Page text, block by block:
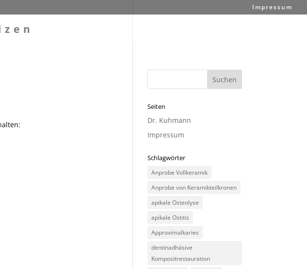
Impressum
Seiten
Dr. Kuhmann
Impressum
Schlagwörter
Anprobe Vollkeramik
Anprobe von Keramikteilkronen
apikale Osteolyse
apikale Ostitis
Approximalkaries
dentinadhäsive
Kompositrestauration